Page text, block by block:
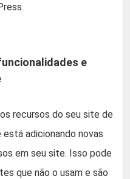
e
recursos do seu site de
adicionando novas
em seu site. Isso pode
que não o usam e são